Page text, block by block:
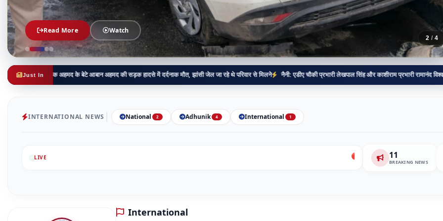
Read More Watch
Read More Watch
Read More Watch
Read More Watch
Read More Watch
Read More Watch
2 /4
Just In
अतीक अहमद के बेटे आबान अहमद की सड़क हादसे में दर्दनाक मौत, झांसी जेल जा रहे थे परिवार से मिलने नैनी: एडीए चौकी प्रभारी लेखपाल सिंह और काशीराम प्रभारी रामानंद विश्वकर्मा का भव्य
INTERNATIONAL NEWS National 2 Adhunik 4 International 1
LIVE 🔴 BREAKING: प्रयागराज में गूंजा छात्रों का जोश:
11
BREAKING NEWS
International